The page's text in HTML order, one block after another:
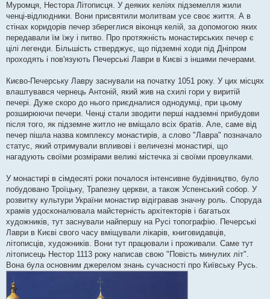
Муромця, Нестора Літописця. У деяких келіях підземелля жили
ченці-відлюдники. Вони присвятили молитвам усе своє життя. А в
стінах коридорів печер збереглися віконця келій, за допомогою яких
передавали їм їжу і питво. Про протяжність монастирських печер є
цілі легенди. Більшість стверджує, що підземні ходи під Дніпром
проходять і пов'язують Печерські Лаври в Києві з іншими печерами.
Києво-Печерську Лавру заснували на початку 1051 року. У цих місцях
влаштувався чернець Антоній, який жив на схилі гори у виритій
печері. Дуже скоро до нього приєдналися однодумці, при цьому
розширюючи печери. Ченці стали зводити перші надземні прибудови
після того, як підземне житло не вміщало всіх братів. Але, саме від
печер пішла назва комплексу монастирів, а слово "Лавра" позначало
статус, який отримували впливові і величезні монастирі, що
нагадують своїми розмірами великі містечка зі своїми провулками.
У монастирі в сімдесяті роки почалося інтенсивне будівництво, було
побудовано Троїцьку, Трапезну церкви, а також Успенський собор. У
розвитку культури України монастир відігравав значну роль. Споруда
храмів удосконалювала майстерність архітекторів і багатьох
художників, тут заснували найпершу на Русі топографію. Печерські
Лаври в Києві свого часу вміщували лікарів, книговидавців,
літописців, художників. Вони тут працювали і проживали. Саме тут
літописець Нестор 1113 року написав свою "Повість минулих літ".
Вона була основним джерелом знань сучасності про Київську Русь.